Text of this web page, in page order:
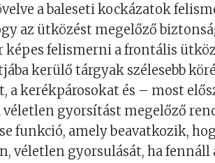
a baleseti kockázatok
az ütközést megelőző
képes felismerni a frontális
kerülő tárgyak szélesebb
a kerékpárosokat és – most
gyorsítást megelőző
funkció, amely beavatkozik,
véletlen gyorsulását, ha fennáll